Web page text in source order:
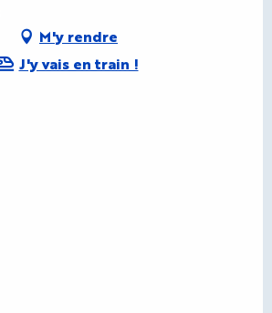
M'y rendre
J'y vais en train !